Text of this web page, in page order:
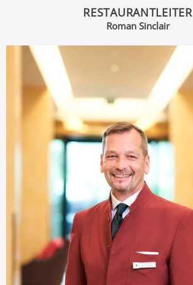
RESTAURANTLEITER
Roman Sinclair